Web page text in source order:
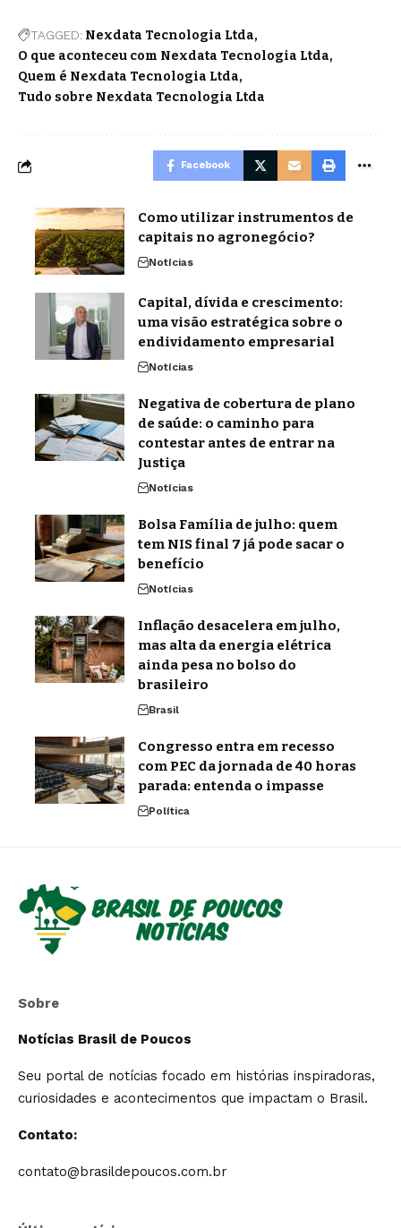
TAGGED: Nexdata Tecnologia Ltda
O que aconteceu com Nexdata Tecnologia Ltda
Quem é Nexdata Tecnologia Ltda
Tudo sobre Nexdata Tecnologia Ltda
Facebook
Como utilizar instrumentos de
capitais no agronegócio?
Notícias
Capital, dívida e crescimento:
uma visão estratégica sobre o
endividamento empresarial
Notícias
Negativa de cobertura de plano
de saúde: o caminho para
contestar antes de entrar na
Justiça
Notícias
Bolsa Família de julho: quem
tem NIS final 7 já pode sacar o
benefício
Notícias
Inflação desacelera em julho,
mas alta da energia elétrica
ainda pesa no bolso do
brasileiro
Brasil
Congresso entra em recesso
com PEC da jornada de 40 horas
parada: entenda o impasse
Política
Sobre
Notícias Brasil de Poucos
Seu portal de notícias focado em histórias inspiradoras,
curiosidades e acontecimentos que impactam o Brasil.
Contato:
contato@brasildepoucos.com.br